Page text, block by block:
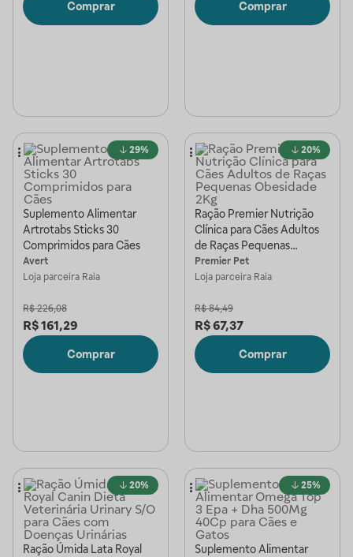
Comprar Comprar
29%
Suplemento Alimentar
Artrotabs Sticks 30
Comprimidos para Cães
Avert
Loja parceira Raia
R$ 226,08
R$161,29
Comprar
20%
Ração Premier Nutrição
Clínica para Cães Adultos
de Raças Pequenas
Obesidade 2Kg
Premier Pet
Loja parceira Raia
R$ 84,49
R$67,37
Comprar
20%
Ração Úmida Lata Royal
25%
Suplemento Alimentar